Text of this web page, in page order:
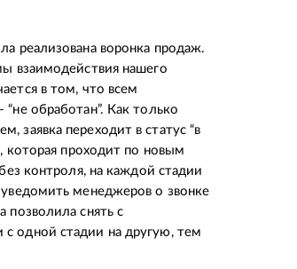
реализована воронка продаж.
взаимодействия нашего
в том, что всем
обработан”. Как только
заявка переходит в статус “в
которая проходит по новым
контроля, на каждой стадии
менеджеров о звонке
позволила снять с
одной стадии на другую, тем